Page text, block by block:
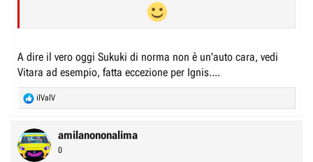
A dire il vero oggi Sukuki di norma non è un'auto cara, vedi
Vitara ad esempio, fatta eccezione per Ignis....
R
e
c
t
i
ilValV
amilanononalima
0